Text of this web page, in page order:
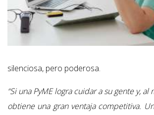
silenciosa, pero poderosa.
“Si una PyME logra cuidar a su gente y,
obtiene una gran ventaja competitiva.